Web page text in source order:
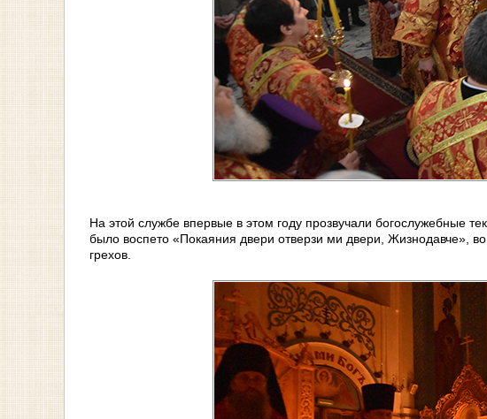
На этой службе впервые в этом году прозвучали богослужебные
было воспето «Покаяния двери отверзи ми двери, Жизнодавче»,
грехов.